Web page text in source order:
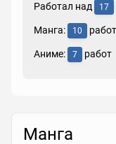
Работал над 17
Манга: 10 работ
Аниме: 7 работ
Манга